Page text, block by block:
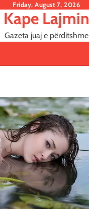
Friday, August 7, 2026
Kape Lajmin
Gazeta juaj e përditshme